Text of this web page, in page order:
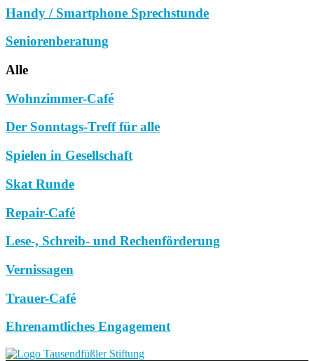
Handy / Smartphone Sprechstunde
Seniorenberatung
Alle
Wohnzimmer-Café
Der Sonntags-Treff für alle
Spielen in Gesellschaft
Skat Runde
Repair-Café
Lese-, Schreib- und Rechenförderung
Vernissagen
Trauer-Café
Ehrenamtliches Engagement